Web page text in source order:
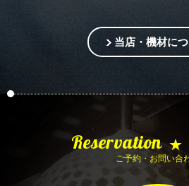
当店・機材に
Reservation★
ご予約・お問い合